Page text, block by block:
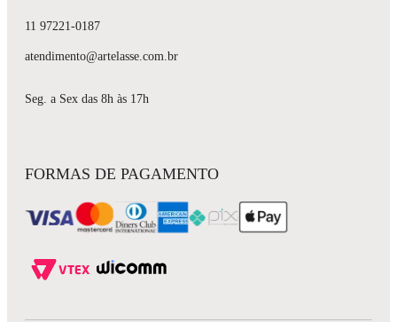
11 97221-0187
atendimento@artelasse.com.br
Seg. a Sex das 8h às 17h
FORMAS DE PAGAMENTO